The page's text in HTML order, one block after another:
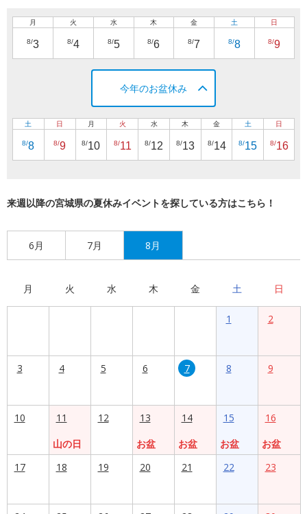
月
8/3
火
8/4
水
8/5
木
8/6
金
8/7
土
8/8
日
8/9
今年のお盆休み
土
8/8
日
8/9
月
8/10
火
8/11
水
8/12
木
8/13
金
8/14
土
8/15
日
8/16
来週以降の宮城県の夏休みイベントを探している方はこちら！
6月 7月 8月
月 火 水 木 金 土 日
1 2
3 4 5 6 7 8 9
10
11
山の日
12
13
お盆
14
お盆
15
お盆
16
お盆
17
18 19 20 21 22 23